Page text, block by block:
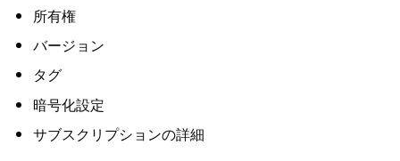
所有権
バージョン
タグ
暗号化設定
サブスクリプションの詳細